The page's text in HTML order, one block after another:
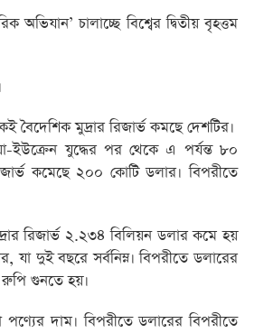
চালাচ্ছে বিশ্বের দ্বিতীয় বৃহত্তম
বৈদেশিক মুদ্রার রিজার্ভ কমছে দেশটির।
ইউক্রেন যুদ্ধের পর থেকে এ পর্যন্ত ৮০
কমেছে ২০০ কোটি ডলার। বিপরীতে
রিজার্ভ ২.২৩৪ বিলিয়ন ডলার কমে হয়
দুই বছরে সর্বনিম্ন। বিপরীতে ডলারের
রুপি গুনতে হয়।
পণ্যের দাম। বিপরীতে ডলারের বিপরীতে